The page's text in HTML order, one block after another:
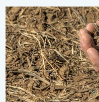
La chaleur assèche les